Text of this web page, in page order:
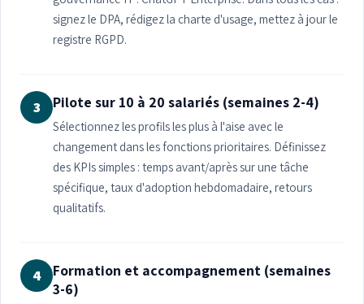
signez le DPA, rédigez la charte d'usage, mettez à jour le
registre RGPD.
3 Pilote sur 10 à 20 salariés (semaines 2-4)
Sélectionnez les profils les plus à l'aise avec le
changement dans les fonctions prioritaires. Définissez
des KPIs simples : temps avant/après sur une tâche
spécifique, taux d'adoption hebdomadaire, retours
qualitatifs.
4
Formation et accompagnement (semaines
3-6)